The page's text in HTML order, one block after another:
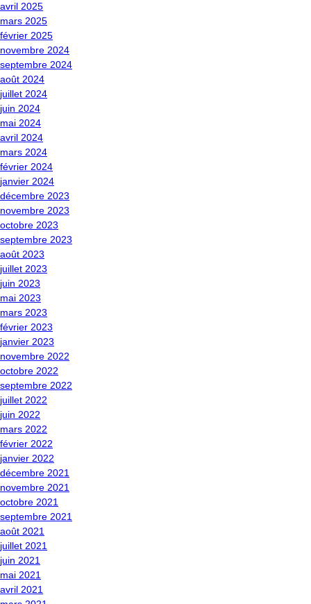
avril 2025
mars 2025
février 2025
novembre 2024
septembre 2024
août 2024
juillet 2024
juin 2024
mai 2024
avril 2024
mars 2024
février 2024
janvier 2024
décembre 2023
novembre 2023
octobre 2023
septembre 2023
août 2023
juillet 2023
juin 2023
mai 2023
mars 2023
février 2023
janvier 2023
novembre 2022
octobre 2022
septembre 2022
juillet 2022
juin 2022
mars 2022
février 2022
janvier 2022
décembre 2021
novembre 2021
octobre 2021
septembre 2021
août 2021
juillet 2021
juin 2021
mai 2021
avril 2021